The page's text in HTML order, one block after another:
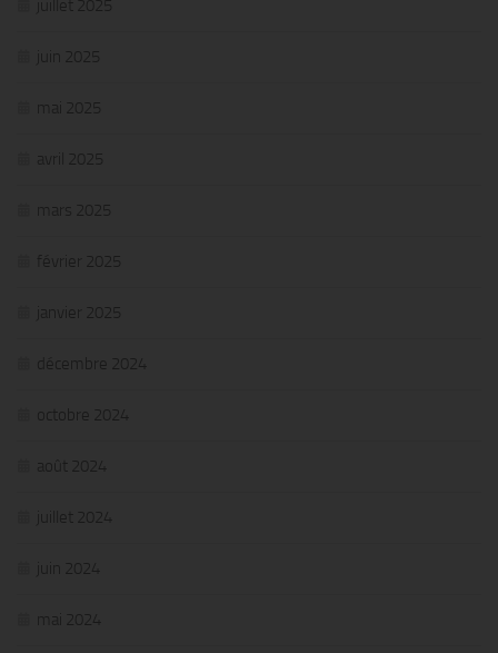
juillet 2025
juin 2025
mai 2025
avril 2025
mars 2025
février 2025
janvier 2025
décembre 2024
octobre 2024
août 2024
juillet 2024
juin 2024
mai 2024